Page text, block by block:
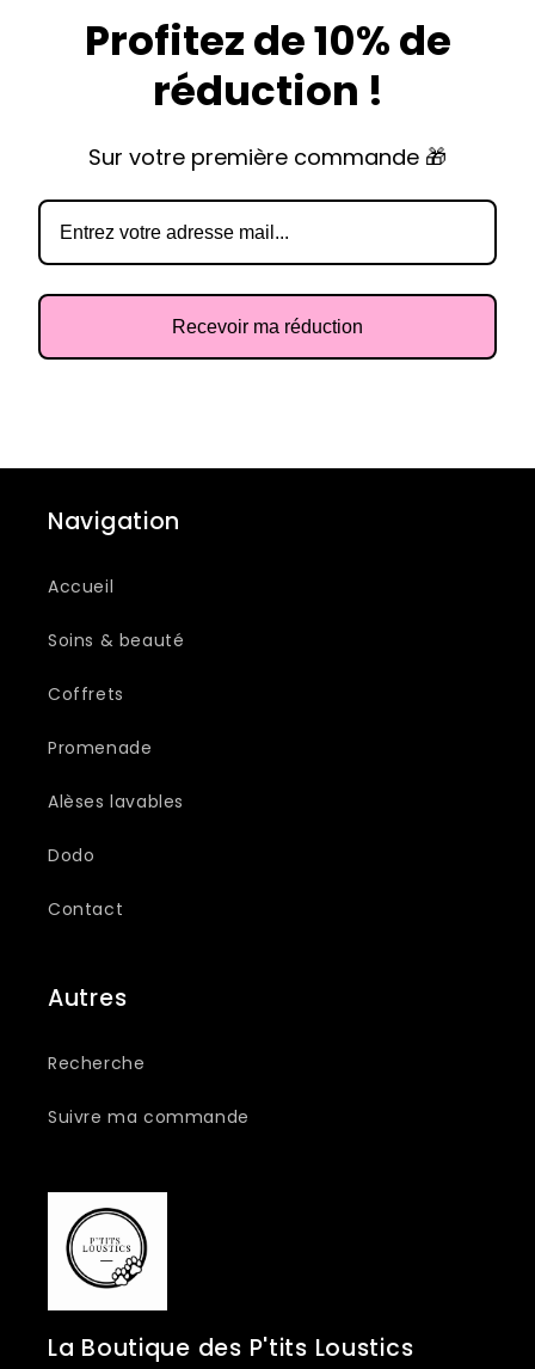
Profitez de 10% de
réduction !
Sur votre première commande 🎁
Recevoir ma réduction
Navigation
Accueil
Soins & beauté
Coffrets
Promenade
Alèses lavables
Dodo
Contact
Autres
Recherche
Suivre ma commande
La Boutique des P'tits Loustics